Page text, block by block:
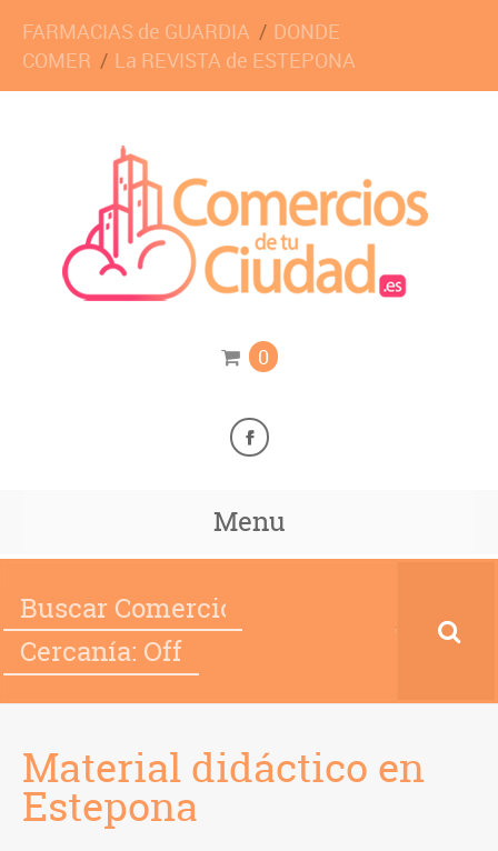
FARMACIAS de GUARDIA
DONDE
COMER
La REVISTA de ESTEPONA
0
Menu
Cercanía: Off
Material didáctico en
Estepona